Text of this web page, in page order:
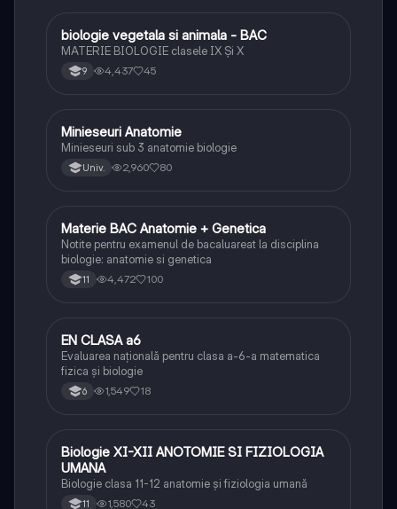
Biologie
biologie vegetala si animala - BAC
MATERIE BIOLOGIE clasele IX Şi X
9 4,437 45
Biologie
Minieseuri Anatomie
Minieseuri sub 3 anatomie biologie
Univ. 2,960 80
Biologie
Materie BAC Anatomie + Genetica
Notite pentru examenul de bacaluareat la disciplina
biologie: anatomie si genetica
11 4,472 100
Matematică
EN CLASA a6
Evaluarea națională pentru clasa a-6-a matematica
fizica și biologie
6 1,549 18
Biologie
Biologie XI-XII ANOTOMIE SI FIZIOLOGIA
UMANA
Biologie clasa 11-12 anatomie și fiziologia umană
11 1,580 43